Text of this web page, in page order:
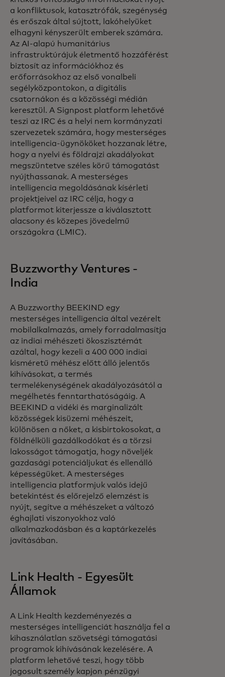
a konfliktusok, katasztrófák, szegénység
és erőszak által sújtott, lakóhelyüket
elhagyni kényszerült emberek számára.
Az AI-alapú humanitárius
infrastruktúrájuk életmentő hozzáférést
biztosít az információkhoz és
erőforrásokhoz az első vonalbeli
segélyközpontokon, a digitális
csatornákon és a közösségi médián
keresztül. A Signpost platform lehetővé
teszi az IRC és a helyi nem kormányzati
szervezetek számára, hogy mesterséges
intelligencia-ügynököket hozzanak létre,
hogy a nyelvi és földrajzi akadályokat
megszüntetve széles körű támogatást
nyújthassanak. A mesterséges
intelligencia megoldásának kísérleti
projektjeivel az IRC célja, hogy a
platformot kiterjessze a kiválasztott
alacsony és közepes jövedelmű
országokra (LMIC).
Buzzworthy Ventures -
India
A Buzzworthy BEEKIND egy
mesterséges intelligencia által vezérelt
mobilalkalmazás, amely forradalmasítja
az indiai méhészeti ökoszisztémát
azáltal, hogy kezeli a 400 000 indiai
kisméretű méhész előtt álló jelentős
kihívásokat, a termés
termelékenységének akadályozásától a
megélhetés fenntarthatóságáig. A
BEEKIND a vidéki és marginalizált
közösségek kisüzemi méhészeit,
különösen a nőket, a kisbirtokosokat, a
földnélküli gazdálkodókat és a törzsi
lakosságot támogatja, hogy növeljék
gazdasági potenciáljukat és ellenálló
képességüket. A mesterséges
intelligencia platformjuk valós idejű
betekintést és előrejelző elemzést is
nyújt, segítve a méhészeket a változó
éghajlati viszonyokhoz való
alkalmazkodásban és a kaptárkezelés
javításában.
Link Health - Egyesült
Államok
A Link Health kezdeményezés a
mesterséges intelligenciát használja fel a
kihasználatlan szövetségi támogatási
programok kihívásának kezelésére. A
platform lehetővé teszi, hogy több
jogosult személy kapjon pénzügyi